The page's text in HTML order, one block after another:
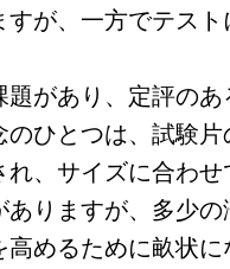
が、一方でテスト
があり、定評の
ひとつは、試験
れ、サイズに合わ
ありますが、多少
高めるために畝状